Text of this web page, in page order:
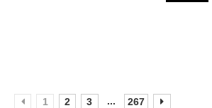
1 2 3 ... 267